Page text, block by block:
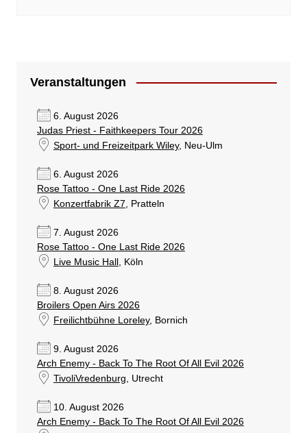
Veranstaltungen
6. August 2026
Judas Priest - Faithkeepers Tour 2026
Sport- und Freizeitpark Wiley, Neu-Ulm
6. August 2026
Rose Tattoo - One Last Ride 2026
Konzertfabrik Z7 , Pratteln
7. August 2026
Rose Tattoo - One Last Ride 2026
Live Music Hall, Köln
8. August 2026
Broilers Open Airs 2026
Freilichtbühne Loreley, Bornich
9. August 2026
Arch Enemy - Back To The Root Of All Evil 2026
TivoliVredenburg , Utrecht
10. August 2026
Arch Enemy - Back To The Root Of All Evil 2026